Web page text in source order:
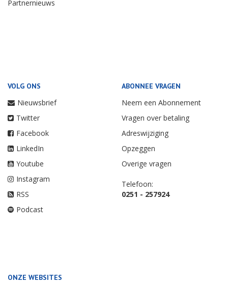
Partnernieuws
VOLG ONS
Nieuwsbrief
Twitter
Facebook
LinkedIn
Youtube
Instagram
RSS
Podcast
ABONNEE VRAGEN
Neem een Abonnement
Vragen over betaling
Adreswijziging
Opzeggen
Overige vragen
Telefoon:
0251 - 257924
ONZE WEBSITES